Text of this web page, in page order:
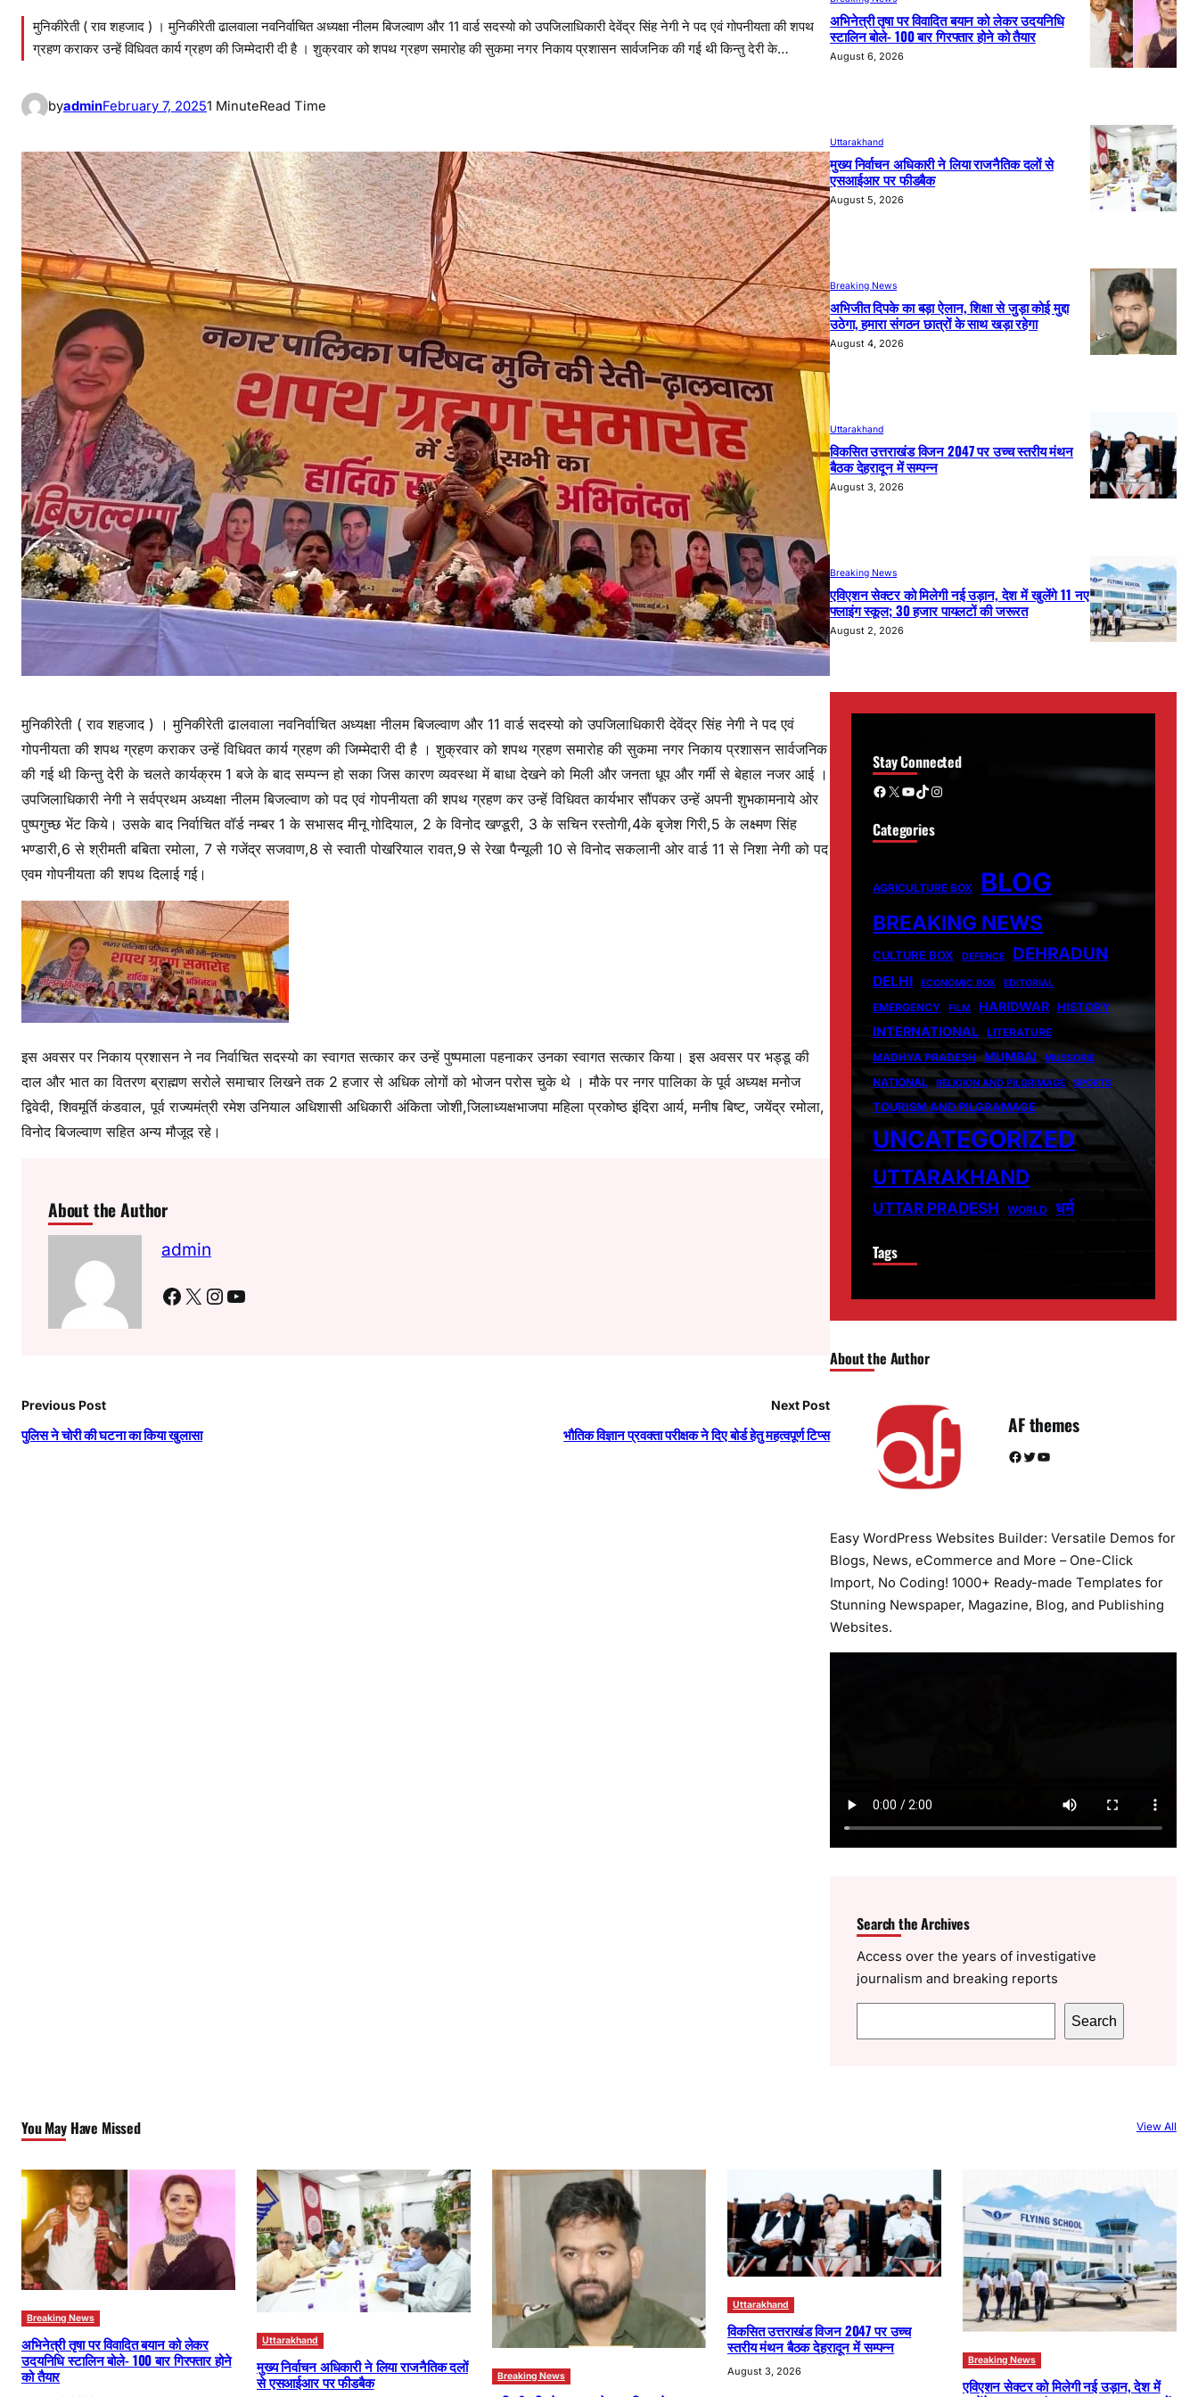
मुनिकीरेती ( राव शहजाद ) । मुनिकीरेती ढालवाला नवनिर्वाचित अध्यक्षा नीलम बिजल्वाण और 11 वार्ड सदस्यो को उपजिलाधिकारी देवेंद्र सिंह नेगी ने पद एवं गोपनीयता की शपथ
ग्रहण कराकर उन्हें विधिवत कार्य ग्रहण की जिम्मेदारी दी है । शुक्रवार को शपथ ग्रहण समारोह की सुकमा नगर निकाय प्रशासन सार्वजनिक की गई थी किन्तु देरी के…
byadminFebruary 7, 20251 MinuteRead Time
मुनिकीरेती ( राव शहजाद ) । मुनिकीरेती ढालवाला नवनिर्वाचित अध्यक्षा नीलम बिजल्वाण और 11 वार्ड सदस्यो को उपजिलाधिकारी देवेंद्र सिंह नेगी ने पद एवं
गोपनीयता की शपथ ग्रहण कराकर उन्हें विधिवत कार्य ग्रहण की जिम्मेदारी दी है । शुक्रवार को शपथ ग्रहण समारोह की सुकमा नगर निकाय प्रशासन सार्वजनिक
की गई थी किन्तु देरी के चलते कार्यक्रम 1 बजे के बाद सम्पन्न हो सका जिस कारण व्यवस्था में बाधा देखने को मिली और जनता धूप और गर्मी से बेहाल नजर आई ।
उपजिलाधिकारी नेगी ने सर्वप्रथम अध्यक्षा नीलम बिजल्वाण को पद एवं गोपनीयता की शपथ ग्रहण कर उन्हें विधिवत कार्यभार सौंपकर उन्हें अपनी शुभकामनाये ओर
पुष्पगुच्छ भेंट किये। उसके बाद निर्वाचित वॉर्ड नम्बर 1 के सभासद मीनू गोदियाल, 2 के विनोद खण्डूरी, 3 के सचिन रस्तोगी,4के बृजेश गिरी,5 के लक्ष्मण सिंह
भण्डारी,6 से श्रीमती बबिता रमोला, 7 से गजेंद्र सजवाण,8 से स्वाती पोखरियाल रावत,9 से रेखा पैन्यूली 10 से विनोद सकलानी ओर वार्ड 11 से निशा नेगी को पद
एवम गोपनीयता की शपथ दिलाई गई।
इस अवसर पर निकाय प्रशासन ने नव निर्वाचित सदस्यो का स्वागत सत्कार कर उन्हें पुष्पमाला पहनाकर उनका स्वागत सत्कार किया। इस अवसर पर भड्डू की
दाल और भात का वितरण ब्राह्मण सरोले समाचार लिखने तक 2 हजार से अधिक लोगों को भोजन परोस चुके थे । मौके पर नगर पालिका के पूर्व अध्यक्ष मनोज
द्विवेदी, शिवमूर्ति कंडवाल, पूर्व राज्यमंत्री रमेश उनियाल अधिशासी अधिकारी अंकिता जोशी,जिलाध्यक्षभाजपा महिला प्रकोष्ठ इंदिरा आर्य, मनीष बिष्ट, जयेंद्र रमोला,
विनोद बिजल्वाण सहित अन्य मौजूद रहे।
About the Author
admin
Facebook X Instagram YouTube
Previous Post
पुलिस ने चोरी की घटना का किया खुलासा
Next Post
भौतिक विज्ञान प्रवक्ता परीक्षक ने दिए बोर्ड हेतु महत्वपूर्ण टिप्स
अभिनेत्री तृषा पर विवादित बयान को लेकर उदयनिधि
स्टालिन बोले- 100 बार गिरफ्तार होने को तैयार
August 6, 2026
Uttarakhand
मुख्य निर्वाचन अधिकारी ने लिया राजनैतिक दलों से
एसआईआर पर फीडबैक
August 5, 2026
Breaking News
अभिजीत दिपके का बड़ा ऐलान, शिक्षा से जुड़ा कोई मुद्दा
उठेगा, हमारा संगठन छात्रों के साथ खड़ा रहेगा
August 4, 2026
Uttarakhand
विकसित उत्तराखंड विजन 2047 पर उच्च स्तरीय मंथन
बैठक देहरादून में सम्पन्न
August 3, 2026
Breaking News
एविएशन सेक्टर को मिलेगी नई उड़ान, देश में खुलेंगे 11 नए
फ्लाइंग स्कूल; 30 हजार पायलटों की जरूरत
August 2, 2026
Stay Connected
Facebook X YouTube TikTok Instagram
Categories
AGRICULTURE BOX BLOG
BREAKING NEWS
CULTURE BOX DEFENCE DEHRADUN
DELHI ECONOMIC BOX EDITORIAL
EMERGENCY FILM HARIDWAR HISTORY
INTERNATIONAL
LITERATURE
MADHYA PRADESH MUMBAI MUSSORIE
NATIONAL RELIGION AND PILGRIMAGE SPORTS
TOURISM AND PILGRAMAGE
UNCATEGORIZED
UTTARAKHAND
UTTAR PRADESH WORLD धर्म
Tags
About the Author
AF themes
Facebook Twitter YouTube
Easy WordPress Websites Builder: Versatile Demos for
Blogs, News, eCommerce and More – One-Click
Import, No Coding! 1000+ Ready-made Templates for
Stunning Newspaper, Magazine, Blog, and Publishing
Websites.
Search the Archives
Access over the years of investigative
journalism and breaking reports
e
Search
You May Have Missed View All
Breaking News
अभिनेत्री तृषा पर विवादित बयान को लेकर
उदयनिधि स्टालिन बोले- 100 बार गिरफ्तार होने
को तैयार
Uttarakhand
मुख्य निर्वाचन अधिकारी ने लिया राजनैतिक दलों
से एसआईआर पर फीडबैक
Breaking News
Uttarakhand
विकसित उत्तराखंड विजन 2047 पर उच्च
स्तरीय मंथन बैठक देहरादून में सम्पन्न
August 3, 2026
Breaking News
एविएशन सेक्टर को मिलेगी नई उड़ान, देश में